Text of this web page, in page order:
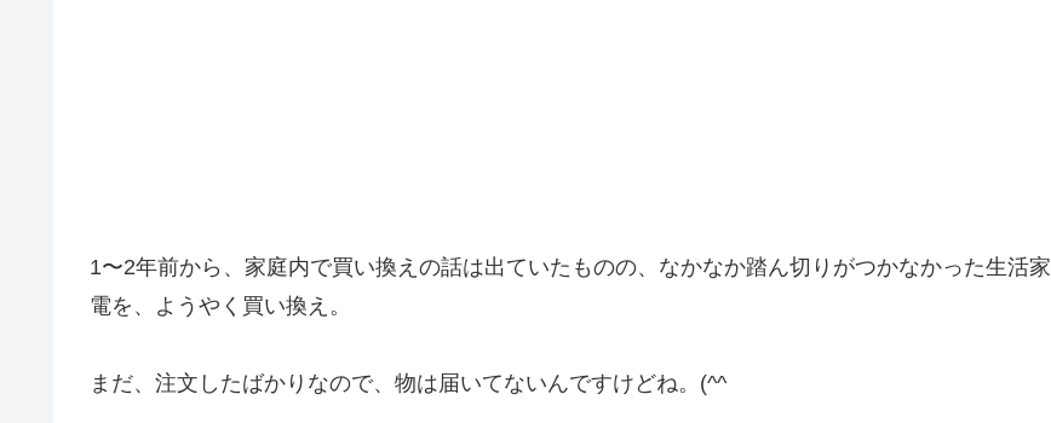
1〜2年前から、家庭内で買い換えの話は出ていたものの、なかなか踏ん切りがつかなかった生活家
電を、ようやく買い換え。
まだ、注文したばかりなので、物は届いてないんですけどね。(^^ゞ